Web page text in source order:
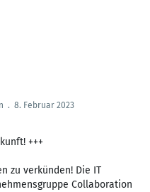
. 8. Februar 2023
+++
zu verkünden! Die IT
Collaboration